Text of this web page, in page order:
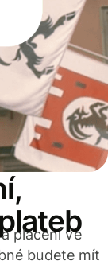
placení ve
budete mít